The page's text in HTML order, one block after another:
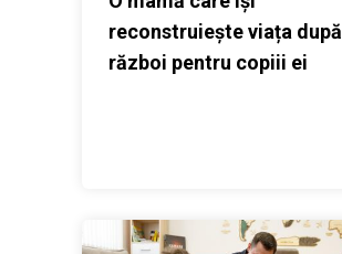
reconstruiește viața după
război pentru copiii ei